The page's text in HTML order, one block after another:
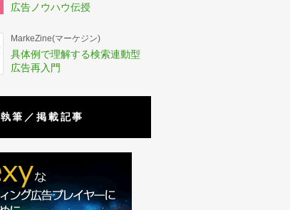
広告ノウハウ伝授
MarkeZine(マーケジン)
具体例で理解する検索連動型
広告再入門
執筆／掲載記事